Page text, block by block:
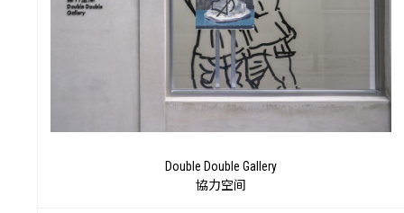
Double Double Gallery
協力空间